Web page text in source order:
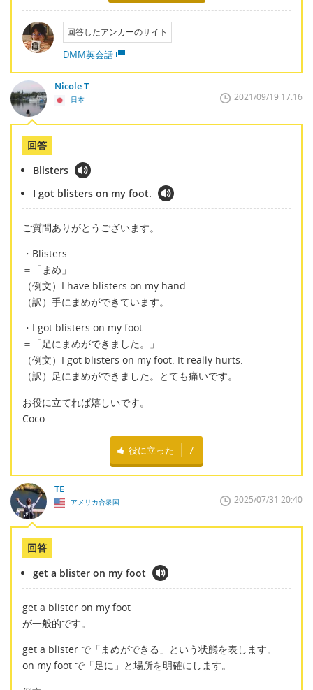
回答したアンカーのサイト
DMM英会話
Nicole T
日本 2021/09/19 17:16
回答
Blisters
I got blisters on my foot.
ご質問ありがとうございます。
・Blisters
＝「まめ」
（例文）I have blisters on my hand.
（訳）手にまめができています。
・I got blisters on my foot.
＝「足にまめができました。」
（例文）I got blisters on my foot. It really hurts.
（訳）足にまめができました。とても痛いです。
お役に立てれば嬉しいです。
Coco
役に立った 7
TE
アメリカ合衆国 2025/07/31 20:40
回答
get a blister on my foot
get a blister on my foot
が一般的です。
get a blister で「まめができる」という状態を表します。
on my foot で「足に」と場所を明確にします。